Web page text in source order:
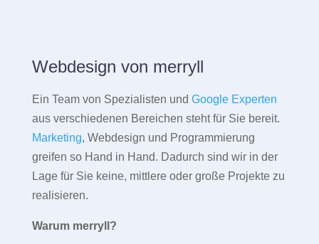
Webdesign von merryll
Ein Team von Spezialisten und Google Experten
aus verschiedenen Bereichen steht für Sie bereit.
Marketing, Webdesign und Programmierung
greifen so Hand in Hand. Dadurch sind wir in der
Lage für Sie keine, mittlere oder große Projekte zu
realisieren.
Warum merryll?